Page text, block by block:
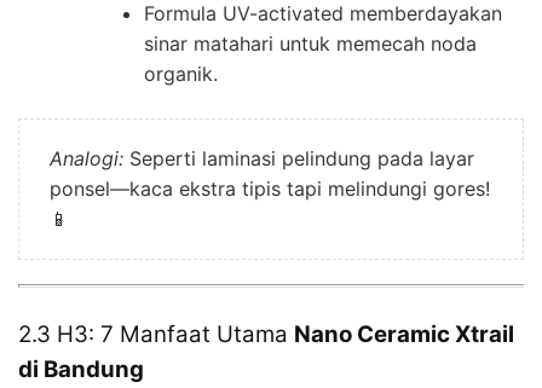
Formula UV-activated memberdayakan
sinar matahari untuk memecah noda
organik.
Analogi: Seperti laminasi pelindung pada layar
ponsel—kaca ekstra tipis tapi melindungi gores!
📱
2.3 H3: 7 Manfaat Utama Nano Ceramic Xtrail
di Bandung